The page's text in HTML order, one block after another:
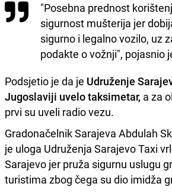
"Posebna prednost
sigurnost mušterija jer
sigurno i legalno vozilo, uz
podakte o vožnji", pojasnio
Podsjetio je da je Udruženje
Jugoslaviji uvelo taksimetar, a za
prvi su uveli radio vezu.
Gradonačelnik Sarajeva Abdulah
je uloga Udruženja Sarajevo Taxi
Sarajevo jer pruža sigurnu uslugu
turistima zbog čega su dio imidža